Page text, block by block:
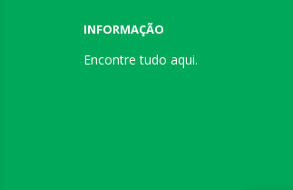
INFORMAÇÃO
Encontre tudo aqui.